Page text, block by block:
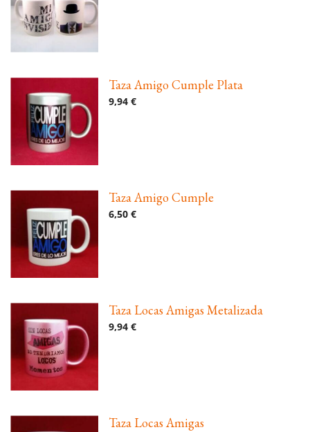
Taza Amigo Cumple Plata
9,94 €
Taza Amigo Cumple
6,50 €
Taza Locas Amigas Metalizada
9,94 €
Taza Locas Amigas